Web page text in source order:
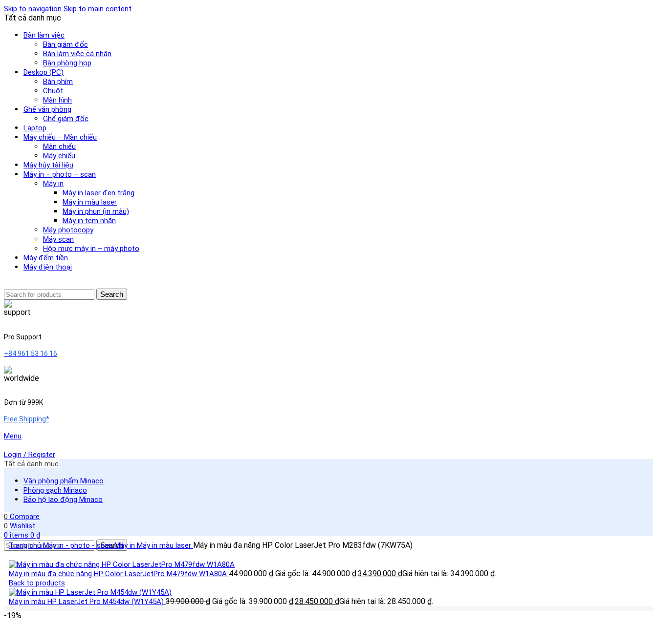
Skip to navigation Skip to main content
Tất cả danh mục
Bàn làm việc
Bàn giám đốc
Bàn làm việc cá nhân
Bàn phòng họp
Deskop (PC)
Bàn phím
Chuột
Màn hình
Ghế văn phòng
Ghế giám đốc
Laptop
Máy chiếu – Màn chiếu
Màn chiếu
Máy chiếu
Máy hủy tài liệu
Máy in – photo – scan
Máy in
Máy in laser đen trắng
Máy in màu laser
Máy in phun (in màu)
Máy in tem nhãn
Máy photocopy
Máy scan
Hộp mực máy in – máy photo
Máy đếm tiền
Máy điện thoại
Search
Pro Support
+84 961 53 16 16
Đơn từ 999K
Free Shipping*
Menu
Login / Register
Tất cả danh mục
Văn phòng phẩm Minaco
Phòng sạch Minaco
Bảo hộ lao động Minaco
0 Compare
0 Wishlist
0items 0₫
Search
Trang chủMáy in - photo - scanMáy in Máy in màu laser Máy in màu đa năng HP Color LaserJet Pro M283fdw (7KW75A)
Máy in màu đa chức năng HP Color LaserJetPro M479fdw W1A80A 44.900.000₫ Giá gốc là: 44.900.000 ₫.34.390.000 ₫Giá hiện tại là: 34.390.000 ₫.
Back to products
Máy in màu HP LaserJet Pro M454dw (W1Y45A) 39.900.000₫ Giá gốc là: 39.900.000 ₫.28.450.000 ₫Giá hiện tại là: 28.450.000 ₫.
-19%